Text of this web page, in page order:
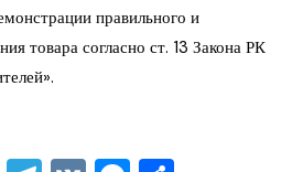
правильного и
товара согласно ст. 13 Закона РК